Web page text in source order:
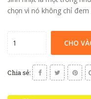
chọn vì nó không chỉ đem
CHO
Chia sẻ: